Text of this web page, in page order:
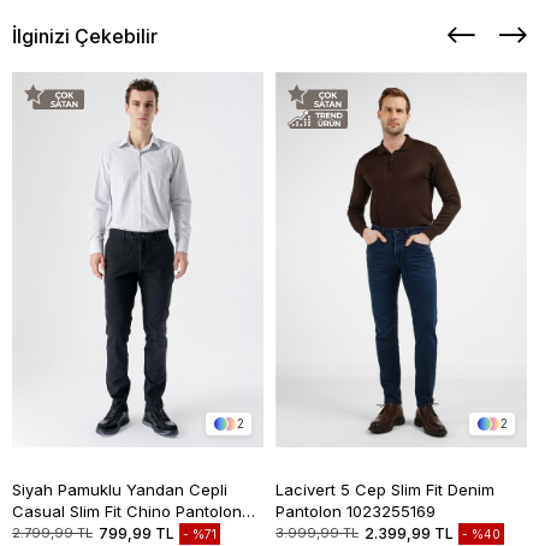
İlginizi Çekebilir
2
Siyah Pamuklu Yandan Cepli
Casual Slim Fit Chino Pantolon
1003235117
2.799,99 TL 799,99 TL %71
2
Lacivert 5 Cep Slim Fit Denim
Pantolon 1023255169
3.999,99 TL 2.399,99 TL %40